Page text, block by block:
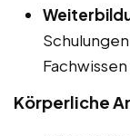
Körperliche